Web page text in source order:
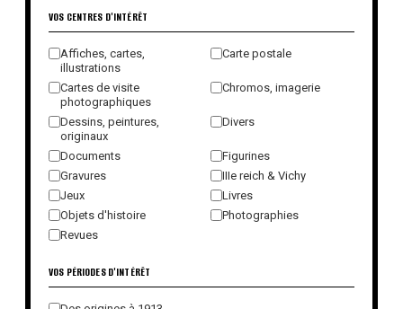
VOS CENTRES D'INTÉRÊT
Affiches, cartes,
illustrations
Carte postale
Cartes de visite
photographiques
Chromos, imagerie
Dessins, peintures,
originaux
Divers
Documents
Figurines
Gravures
IIIe reich & Vichy
Jeux
Livres
Objets d'histoire
Photographies
Revues
VOS PÉRIODES D'INTÉRÊT